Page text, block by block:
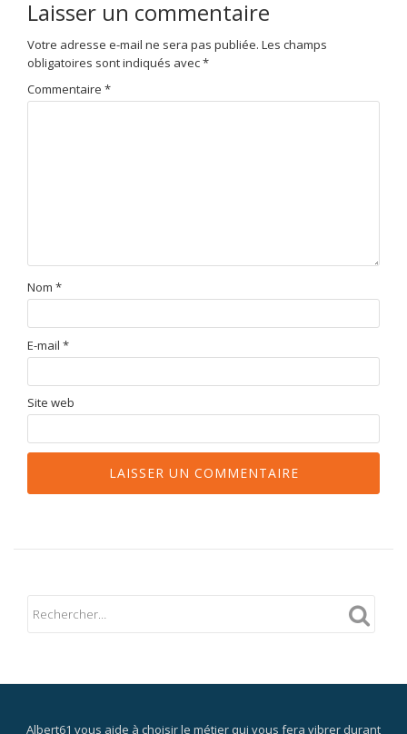
Laisser un commentaire
Votre adresse e-mail ne sera pas publiée. Les champs
obligatoires sont indiqués avec*
Commentaire *
Nom *
E-mail *
Site web
Albert61 vous aide à choisir le métier qui vous fera vibrer durant